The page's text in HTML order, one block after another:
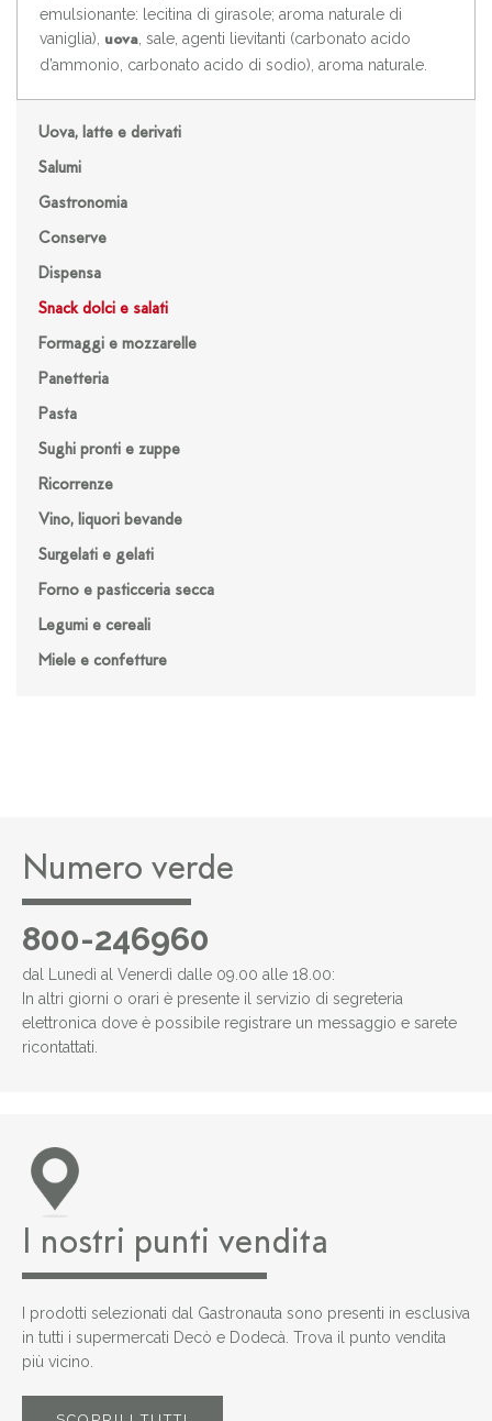
Uova, latte e derivati
Salumi
Gastronomia
Conserve
Dispensa
Snack dolci e salati
Formaggi e mozzarelle
Panetteria
Pasta
Sughi pronti e zuppe
Ricorrenze
Vino, liquori bevande
Surgelati e gelati
Forno e pasticceria secca
Legumi e cereali
Miele e confetture
emulsionante: lecitina di girasole; aroma naturale di
vaniglia),
uova , sale, agenti lievitanti (carbonato acido
d’ammonio, carbonato acido di sodio), aroma naturale.
Numero verde
800-246960
dal Lunedì al Venerdì dalle 09.00 alle 18.00:
In altri giorni o orari è presente il servizio di segreteria
elettronica dove è possibile registrare un messaggio e sarete
ricontattati.
I nostri punti vendita
I prodotti selezionati dal Gastronauta sono presenti in esclusiva
in tutti i supermercati Decò e Dodecà. Trova il punto vendita
più vicino.